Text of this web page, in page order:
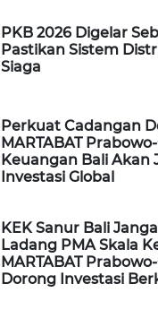
PKB 2026 Digelar
Pastikan Sistem
Siaga
Perkuat Cadangan
MARTABAT
Keuangan Bali Akan
Investasi Global
KEK Sanur Bali
Ladang PMA Skala
MARTABAT
Dorong Investasi